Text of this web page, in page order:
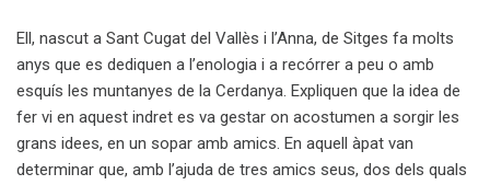
Ell, nascut a Sant Cugat del Vallès i l’Anna, de Sitges fa molts
anys que es dediquen a l’enologia i a recórrer a peu o amb
esquís les muntanyes de la Cerdanya. Expliquen que la idea de
fer vi en aquest indret es va gestar on acostumen a sorgir les
grans idees, en un sopar amb amics. En aquell àpat van
determinar que, amb l’ajuda de tres amics seus, dos dels quals